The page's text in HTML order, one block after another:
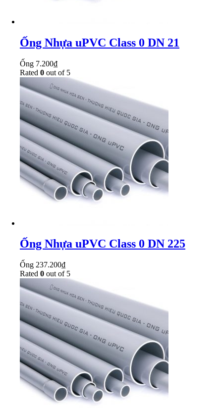
Ống Nhựa uPVC Class 0 DN 21
Ống 7.200₫
Rated 0 out of 5
Ống Nhựa uPVC Class 0 DN 225
Ống 237.200₫
Rated 0 out of 5